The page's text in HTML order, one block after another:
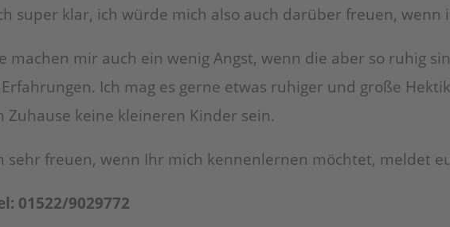
super klar, ich würde mich also auch darüber freuen,
machen mir auch ein wenig Angst, wenn die aber so ruhig
Ich mag es gerne etwas ruhiger und große
Zuhause keine kleineren Kinder sein.
sehr freuen, wenn Ihr mich kennenlernen möchtet, meldet
01522/9029772